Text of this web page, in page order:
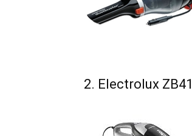
2. Electrolux